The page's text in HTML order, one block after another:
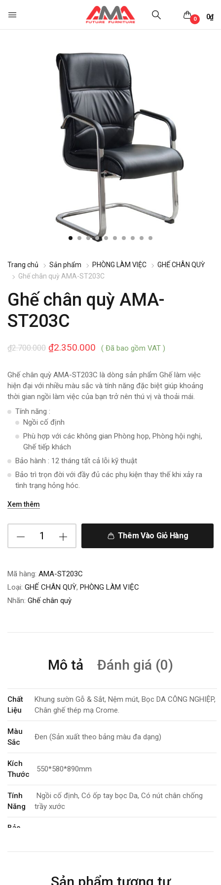
0₫
0
Trang chủ Sản phẩm PHÒNG LÀM VIỆC
GHẾ CHÂN QUỲ
Ghế chân quỳ AMA-ST203C
Ghế chân quỳ AMA-
ST203C
2.700.000
₫ 2.350.000
₫ ( Đã bao gồm VAT )
Ghế chân quỳ AMA-ST203C là dòng sản phẩm Ghế làm việc
hiện đại với nhiều màu sắc và tính năng đặc biệt giúp khoảng
thời gian ngồi làm việc của bạn trở nên thú vị và thoải mái.
Tính năng :
Ngồi cố định
Phù hợp với các không gian Phòng họp, Phòng hội nghị,
Ghế tiếp khách
Bảo hành : 12 tháng tất cả lỗi kỹ thuật
Bảo trì trọn đời với đầy đủ các phụ kiện thay thế khi xảy ra
tình trạng hỏng hóc.
Xem thêm
Thêm Vào Giỏ Hàng
Mã hàng: AMA-ST203C
Loại: GHẾ CHÂN QUỲ, PHÒNG LÀM VIỆC
Nhãn: Ghế chân quỳ
Mô tả Đánh giá (0)
Chất
Liệu
Khung sườn Gỗ & Sắt, Nệm mút, Bọc DA CÔNG NGHIỆP,
Chân ghế thép mạ Crome.
Màu
Sắc
Đen (Sản xuất theo bảng màu đa dạng)
Kích
Thước
550*580*890mm
Tính
Năng
Ngồi cố định, Có ốp tay bọc Da, Có nút chân chống
trầy xước
Bảo